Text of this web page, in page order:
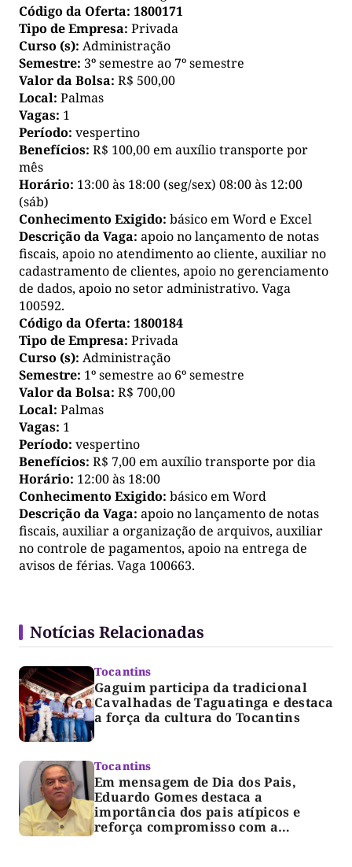
Código da Oferta: 1800171
Tipo de Empresa: Privada
Curso (s): Administração
Semestre: 3º semestre ao 7º semestre
Valor da Bolsa: R$ 500,00
Local: Palmas
Vagas: 1
Período: vespertino
Benefícios: R$ 100,00 em auxílio transporte por
mês
Horário: 13:00 às 18:00 (seg/sex) 08:00 às 12:00
(sáb)
Conhecimento Exigido: básico em Word e Excel
Descrição da Vaga: apoio no lançamento de notas
fiscais, apoio no atendimento ao cliente, auxiliar no
cadastramento de clientes, apoio no gerenciamento
de dados, apoio no setor administrativo. Vaga
100592.
Código da Oferta: 1800184
Tipo de Empresa: Privada
Curso (s): Administração
Semestre: 1º semestre ao 6º semestre
Valor da Bolsa: R$ 700,00
Local: Palmas
Vagas: 1
Período: vespertino
Benefícios: R$ 7,00 em auxílio transporte por dia
Horário: 12:00 às 18:00
Conhecimento Exigido: básico em Word
Descrição da Vaga: apoio no lançamento de notas
fiscais, auxiliar a organização de arquivos, auxiliar
no controle de pagamentos, apoio na entrega de
avisos de férias. Vaga 100663.
Notícias Relacionadas
Tocantins
Gaguim participa da tradicional
Cavalhadas de Taguatinga e destaca
a força da cultura do Tocantins
Tocantins
Em mensagem de Dia dos Pais,
Eduardo Gomes destaca a
importância dos pais atípicos e
reforça compromisso com a